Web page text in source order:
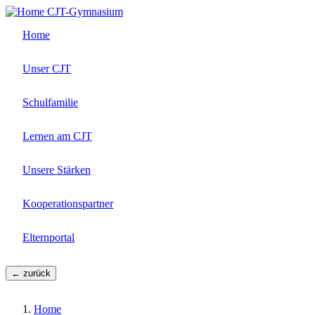
Direkt
Inhalt
CJT-Gymnasium
Home
Unser CJT
Schulfamilie
Lernen am CJT
Unsere Stärken
Kooperationspartner
Elternportal
← zurück
Home